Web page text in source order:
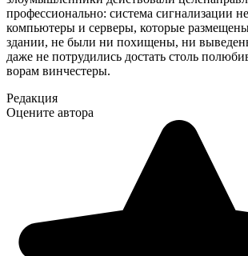
профессионально: система сигнализации
компьютеры и серверы, которые
здании, не были ни похищены, ни
даже не потрудились достать столь
ворам винчестеры.
Редакция
Оцените автора